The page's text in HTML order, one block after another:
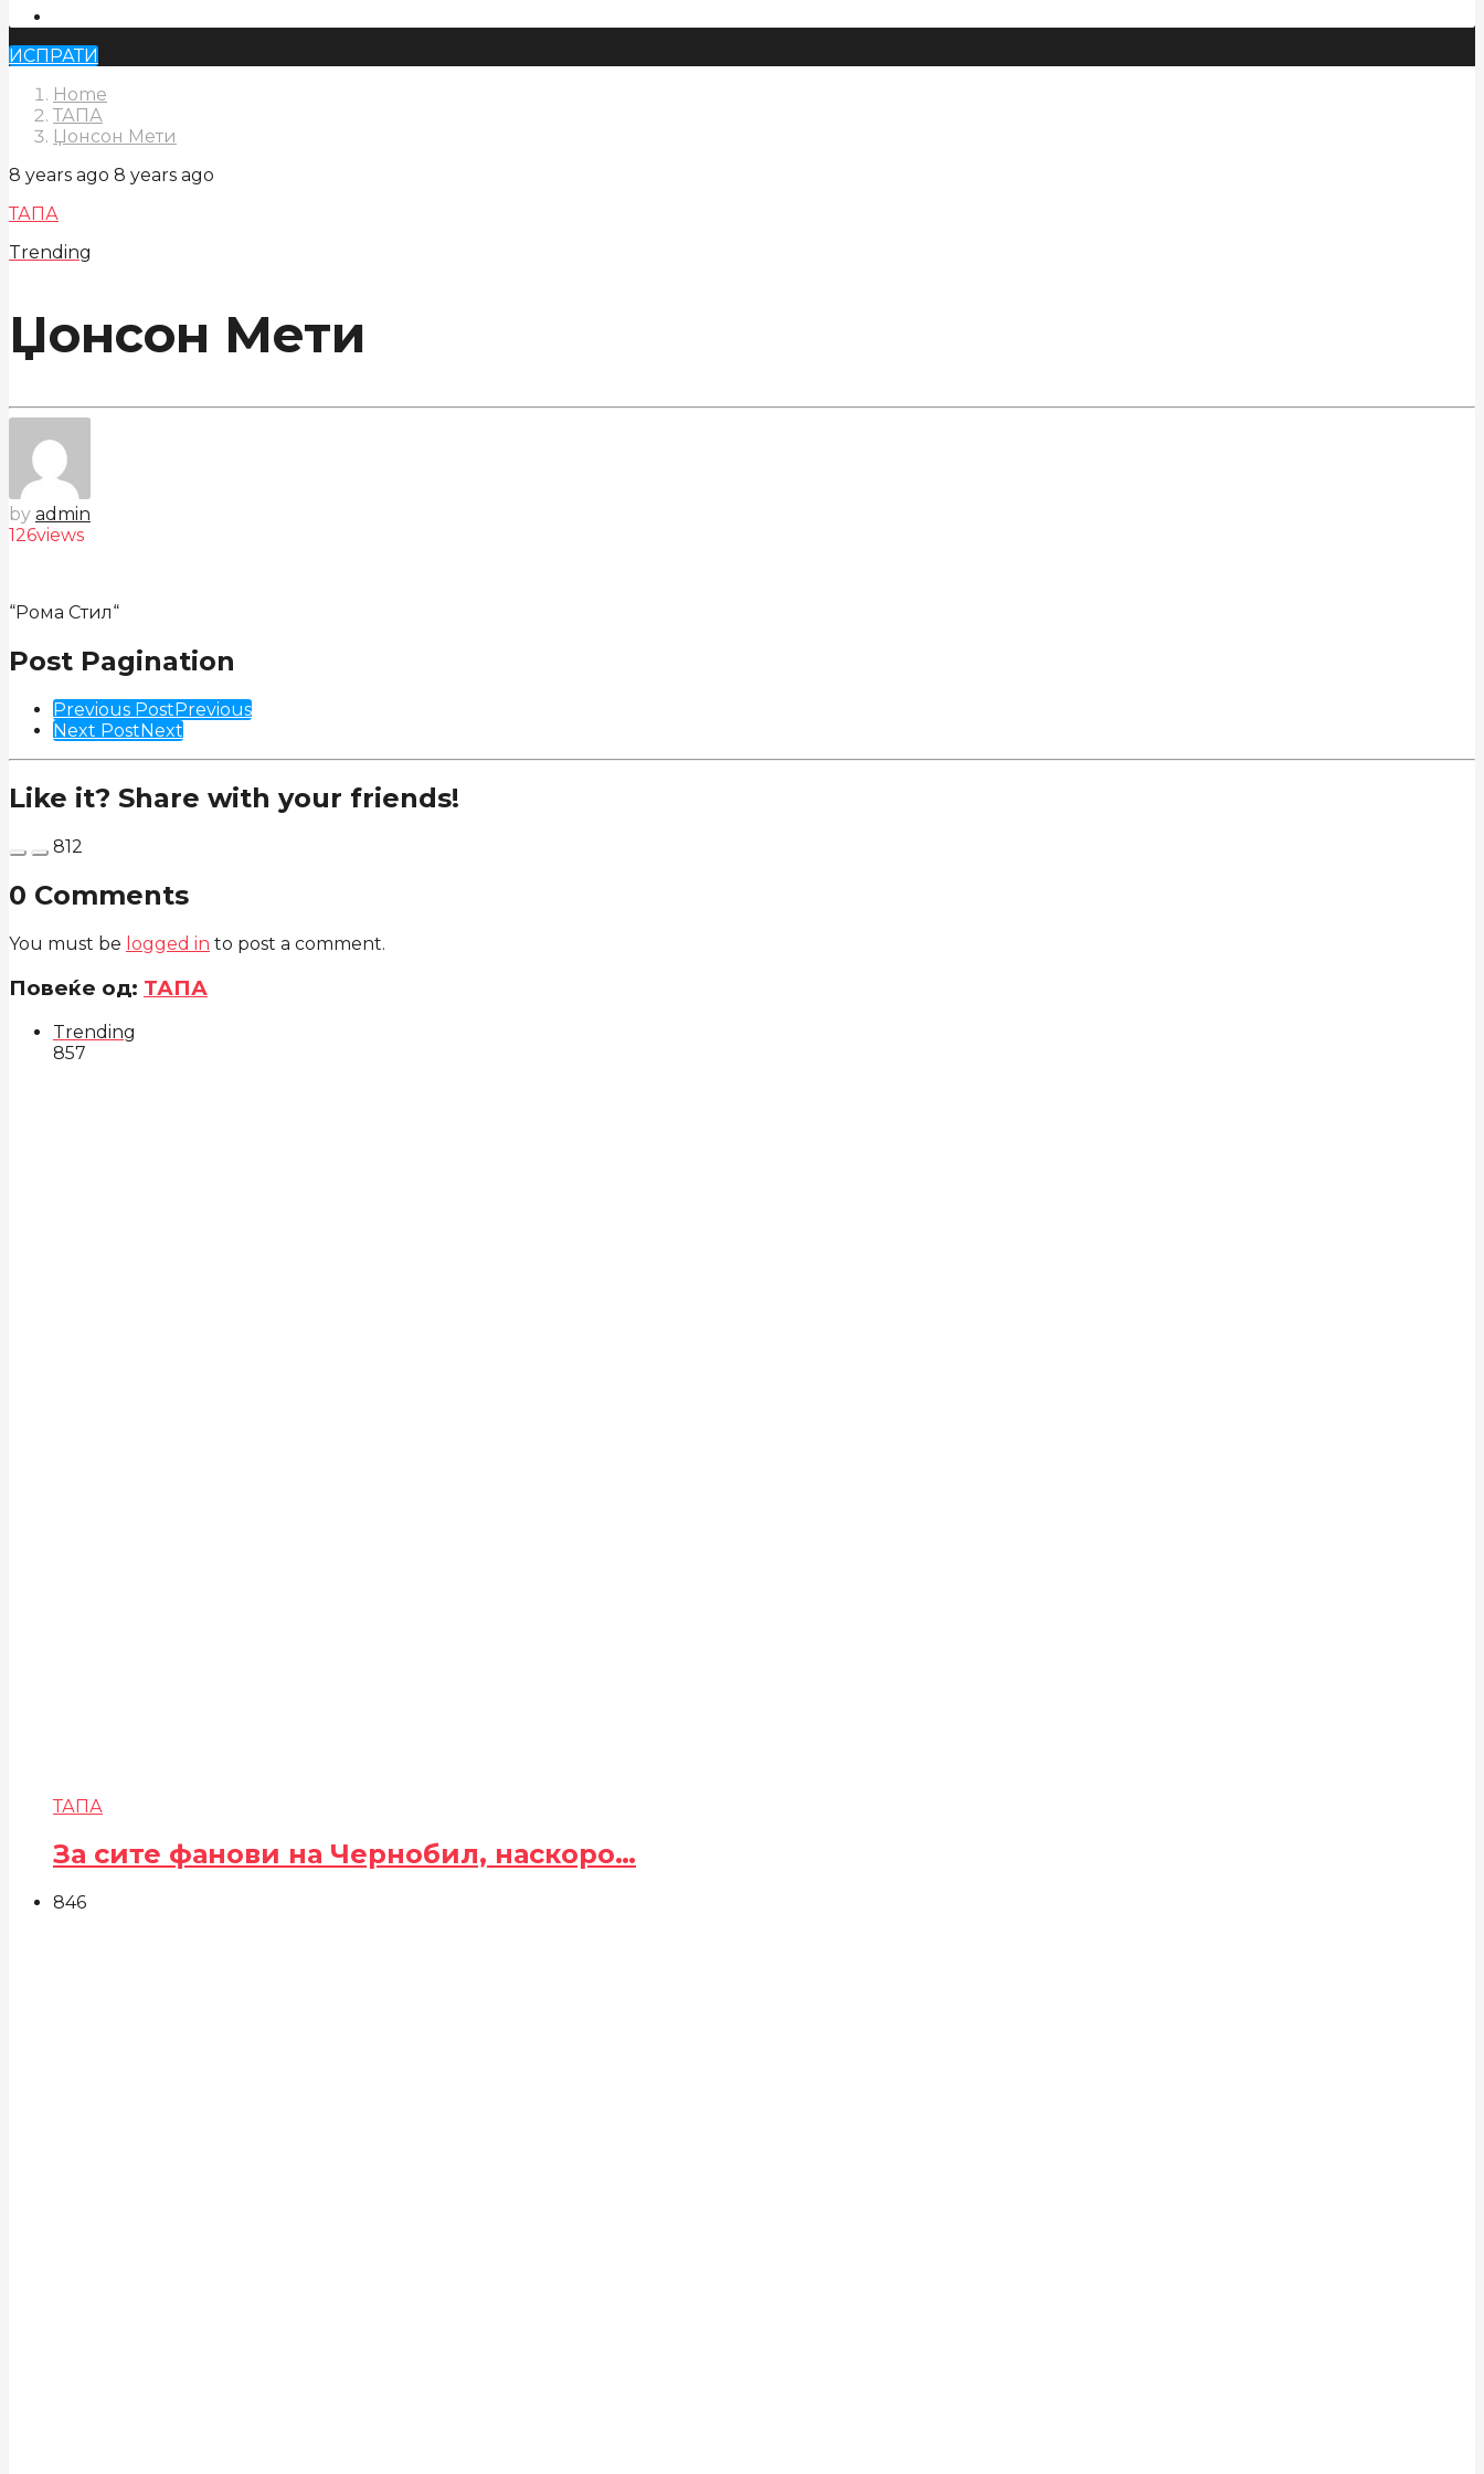
ИСПРАТИ
Home
ТАПА
Џонсон Мети
8 years ago 8 years ago
ТАПА
Trending
Џонсон Мети
by admin
126views
“Рома Стил“
Post Pagination
Previous PostPrevious
Next PostNext
Like it? Share with your friends!
812
0 Comments
You must be logged in to post a comment.
Повеќе од: ТАПА
Trending
857
ТАПА
За сите фанови на Чернобил, наскоро…
846